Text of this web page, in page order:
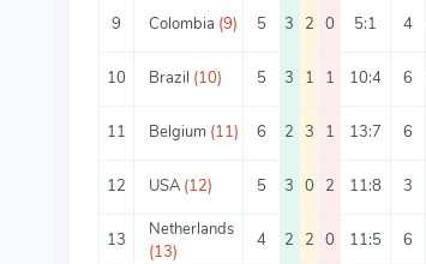
9
Colombia (9) 5 3 2 0 5:1 4
10
Brazil (10) 5 3 1 1 10:4 6
11
Belgium (11) 6 2 3 1 13:7 6
12
USA (12) 5 3 0 2 11:8 3
13
Netherlands
(13)
4 2 2 0 11:5 6